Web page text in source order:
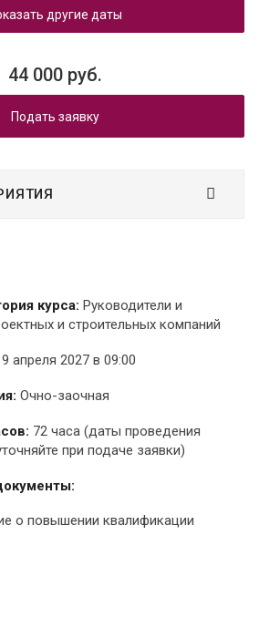
другие даты
44 000 руб.
Подать заявку
курса: Руководители и
и строительных компаний
апреля 2027 в 09:00
Очно-заочная
72 часа (даты проведения
при подаче заявки)
о повышении квалификации